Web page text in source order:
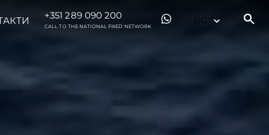
+351 289 090 200
CALL TO THE NATIONAL FIXED NETWORK